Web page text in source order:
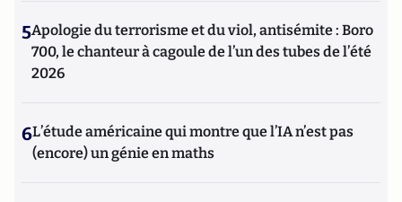
5Apologie du terrorisme et du viol, antisémite : Boro
700, le chanteur à cagoule de l’un des tubes de l’été
2026
6L’étude américaine qui montre que l’IA n’est pas
(encore) un génie en maths